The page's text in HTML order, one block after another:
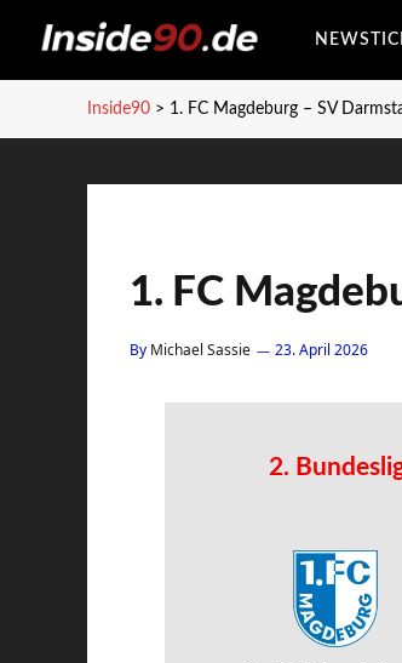
Inside90 > 1. FC Magdeburg – SV
1. FC
By Michael Sassie 23. April 2026
2.